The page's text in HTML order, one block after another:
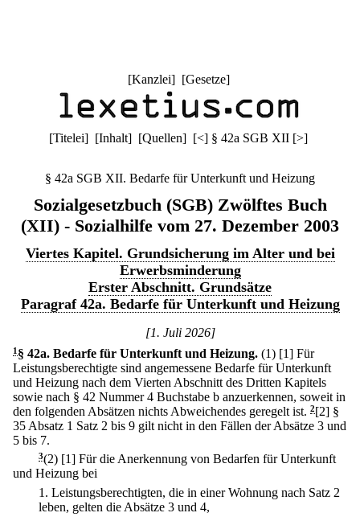
[Kanzlei] [Gesetze]
[Titelei] [Inhalt] [Quellen] [<] § 42a SGB XII [>]
§ 42a SGB XII. Bedarfe für Unterkunft und Heizung
Sozialgesetzbuch (SGB) Zwölftes Buch
(XII) - Sozialhilfe vom 27. Dezember 2003
Viertes Kapitel. Grundsicherung im Alter und bei
Erwerbsminderung
Erster Abschnitt. Grundsätze
Paragraf 42a. Bedarfe für Unterkunft und Heizung
[1. Juli 2026]
1 § 42a. Bedarfe für Unterkunft und Heizung. (1) [1] Für
Leistungsberechtigte sind angemessene Bedarfe für Unterkunft
und Heizung nach dem Vierten Abschnitt des Dritten Kapitels
sowie nach § 42 Nummer 4 Buchstabe b anzuerkennen, soweit in
den folgenden Absätzen nichts Abweichendes geregelt ist. 2[2] §
35 Absatz 1 Satz 2 bis 9 gilt nicht in den Fällen der Absätze 3 und
5 bis 7.
3(2) [1] Für die Anerkennung von Bedarfen für Unterkunft
und Heizung bei
1. Leistungsberechtigten, die in einer Wohnung nach Satz 2
leben, gelten die Absätze 3 und 4,